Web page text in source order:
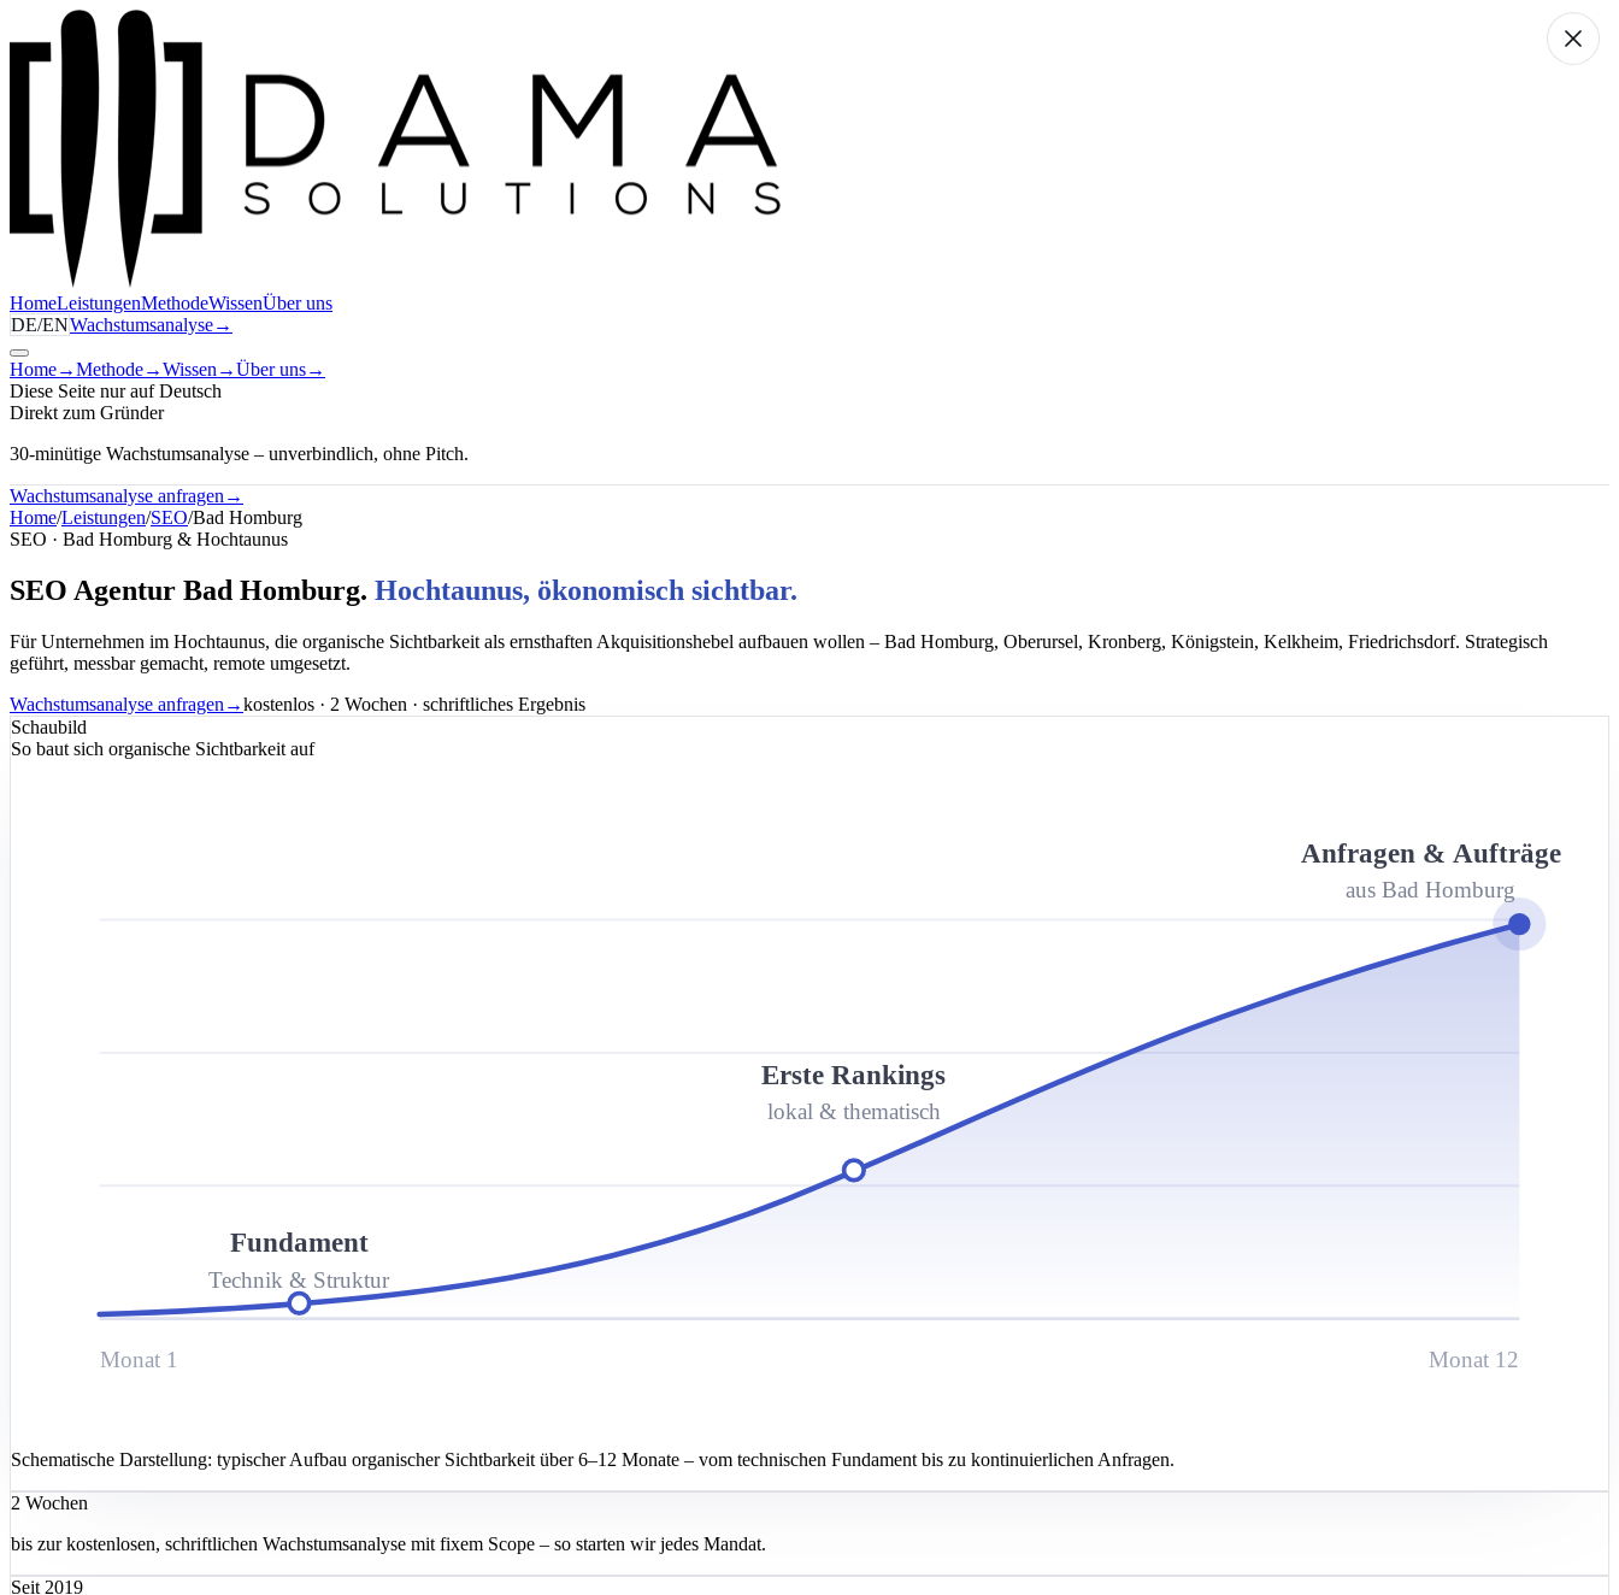
HomeLeistungenMethodeWissenÜber uns
DE/ENWachstumsanalyse→
Home→Methode→Wissen →Über uns→
Diese Seite nur auf Deutsch
Direkt zum Gründer
30-minütige Wachstumsanalyse – unverbindlich, ohne Pitch.
Wachstumsanalyse anfragen →
Home/Leistungen/SEO/Bad Homburg
SEO · Bad Homburg & Hochtaunus
SEO Agentur Bad Homburg. Hochtaunus, ökonomisch sichtbar.
Für Unternehmen im Hochtaunus, die organische Sichtbarkeit als ernsthaften Akquisitionshebel aufbauen wollen – Bad Homburg, Oberursel, Kronberg, Königstein, Kelkheim, Friedrichsdorf. Strategisch
geführt, messbar gemacht, remote umgesetzt.
Wachstumsanalyse anfragen →kostenlos · 2 Wochen · schriftliches Ergebnis
Schaubild
So baut sich organische Sichtbarkeit auf
Fundament
Technik & Struktur
Erste Rankings
lokal & thematisch
Anfragen & Aufträge
aus Bad Homburg
Monat 1 Monat 12
Schematische Darstellung: typischer Aufbau organischer Sichtbarkeit über 6–12 Monate – vom technischen Fundament bis zu kontinuierlichen Anfragen.
2 Wochen
bis zur kostenlosen, schriftlichen Wachstumsanalyse mit fixem Scope – so starten wir jedes Mandat.
Seit 2019